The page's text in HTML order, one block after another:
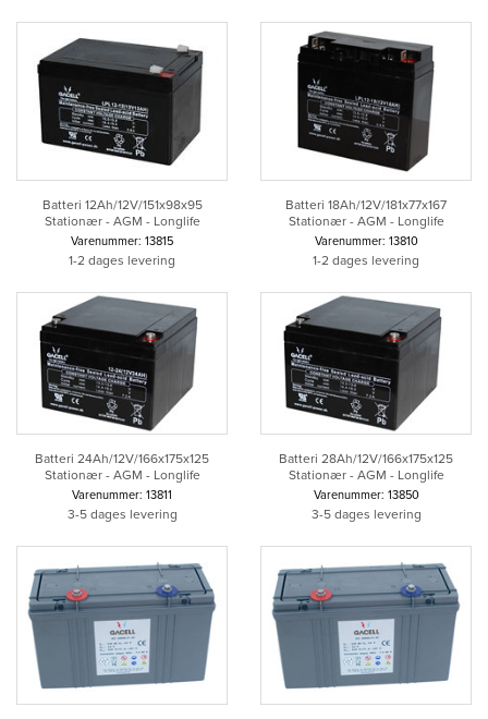
Batteri 12Ah/12V/151x98x95
Stationær - AGM - Longlife
Varenummer: 13815
1-2 dages levering
Batteri 18Ah/12V/181x77x167
Stationær - AGM - Longlife
Varenummer: 13810
1-2 dages levering
Batteri 24Ah/12V/166x175x125
Stationær - AGM - Longlife
Varenummer: 13811
3-5 dages levering
Batteri 28Ah/12V/166x175x125
Stationær - AGM - Longlife
Varenummer: 13850
3-5 dages levering